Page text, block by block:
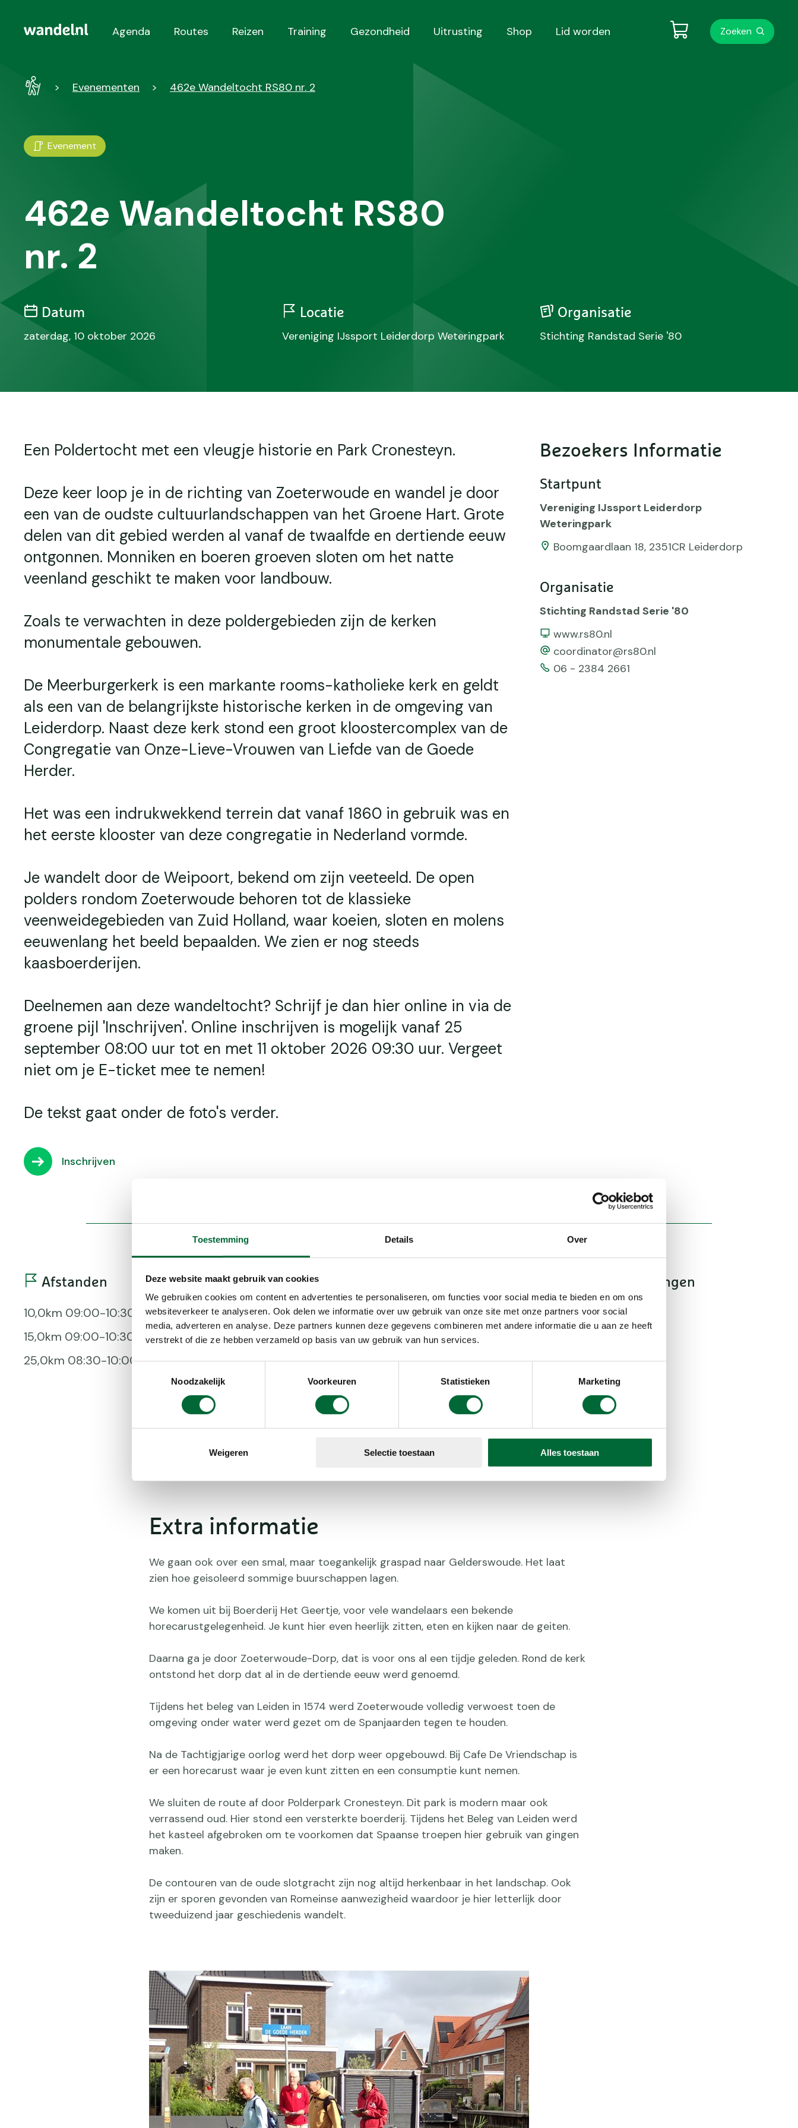
Toestemming Details Over
Deze website maakt gebruik van cookies
We gebruiken cookies om content en advertenties te personaliseren, om functies voor social media te bieden en om ons
websiteverkeer te analyseren. Ook delen we informatie over uw gebruik van onze site met onze partners voor social
media, adverteren en analyse. Deze partners kunnen deze gegevens combineren met andere informatie die u aan ze heeft
verstrekt of die ze hebben verzameld op basis van uw gebruik van hun services.
Toestemmingsselectie
Noodzakelijk
Voorkeuren Statistieken Marketing
Weigeren Selectie toestaan Alles toestaan
Hoofdnavigatie
Agenda Routes Reizen Training Gezondheid Uitrusting Shop Lid worden Zoeken
WandelEvenementen 462e Wandeltocht RS80 nr. 2
Evenement
462e Wandeltocht RS80
nr. 2
Datum
zaterdag, 10 oktober 2026
Locatie
Vereniging IJssport Leiderdorp Weteringpark
Organisatie
Stichting Randstad Serie '80
Een Poldertocht met een vleugje historie en Park Cronesteyn.
Deze keer loop je in de richting van Zoeterwoude en wandel je door
een van de oudste cultuurlandschappen van het Groene Hart. Grote
delen van dit gebied werden al vanaf de twaalfde en dertiende eeuw
ontgonnen. Monniken en boeren groeven sloten om het natte
veenland geschikt te maken voor landbouw.
Zoals te verwachten in deze poldergebieden zijn de kerken
monumentale gebouwen.
De Meerburgerkerk is een markante rooms-katholieke kerk en geldt
als een van de belangrijkste historische kerken in de omgeving van
Leiderdorp. Naast deze kerk stond een groot kloostercomplex van de
Congregatie van Onze-Lieve-Vrouwen van Liefde van de Goede
Herder.
Het was een indrukwekkend terrein dat vanaf 1860 in gebruik was en
het eerste klooster van deze congregatie in Nederland vormde.
Je wandelt door de Weipoort, bekend om zijn veeteeld. De open
polders rondom Zoeterwoude behoren tot de klassieke
veenweidegebieden van Zuid Holland, waar koeien, sloten en molens
eeuwenlang het beeld bepaalden. We zien er nog steeds
kaasboerderijen.
Deelnemen aan deze wandeltocht? Schrijf je dan hier online in via de
groene pijl 'Inschrijven'. Online inschrijven is mogelijk vanaf 25
september 08:00 uur tot en met 11 oktober 2026 09:30 uur. Vergeet
niet om je E-ticket mee te nemen!
De tekst gaat onder de foto's verder.
Inschrijven
Bezoekers Informatie
Startpunt
Vereniging IJssport Leiderdorp
Weteringpark
Boomgaardlaan 18, 2351CR Leiderdorp
Organisatie
Stichting Randstad Serie '80
Website
www.rs80.nl
emailcoordinator@rs80.nl
Telefoonnummer
06 - 2384 2661
Afstanden
10,0km 09:00-10:30 uur
15,0km 09:00-10:30 uur
25,0km 08:30-10:00 uur
Bereikbaarheid
Bus
Bepijld
EHBO
Honden, mits aangelijnd
Korting
Routebeschr
Rust
Voorinschr
Beloningen
Herinnering
Extra informatie
We gaan ook over een smal, maar toegankelijk graspad naar Gelderswoude. Het laat
zien hoe geisoleerd sommige buurschappen lagen.
We komen uit bij Boerderij Het Geertje, voor vele wandelaars een bekende
horecarustgelegenheid. Je kunt hier even heerlijk zitten, eten en kijken naar de geiten.
Daarna ga je door Zoeterwoude-Dorp, dat is voor ons al een tijdje geleden. Rond de kerk
ontstond het dorp dat al in de dertiende eeuw werd genoemd.
Tijdens het beleg van Leiden in 1574 werd Zoeterwoude volledig verwoest toen de
omgeving onder water werd gezet om de Spanjaarden tegen te houden.
Na de Tachtigjarige oorlog werd het dorp weer opgebouwd. Bij Cafe De Vriendschap is
er een horecarust waar je even kunt zitten en een consumptie kunt nemen.
We sluiten de route af door Polderpark Cronesteyn. Dit park is modern maar ook
verrassend oud. Hier stond een versterkte boerderij. Tijdens het Beleg van Leiden werd
het kasteel afgebroken om te voorkomen dat Spaanse troepen hier gebruik van gingen
maken.
De contouren van de oude slotgracht zijn nog altijd herkenbaar in het landschap. Ook
zijn er sporen gevonden van Romeinse aanwezigheid waardoor je hier letterlijk door
tweeduizend jaar geschiedenis wandelt.